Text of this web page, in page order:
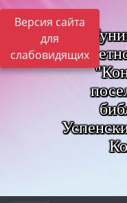
Версия сайта
для
слабовидящих